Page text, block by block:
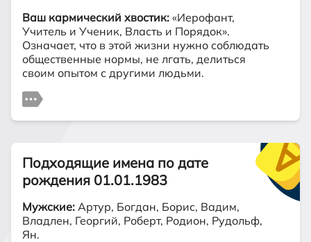
Ваш кармический хвостик: «Иерофант,
Учитель и Ученик, Власть и Порядок».
Означает, что в этой жизни нужно соблюдать
общественные нормы, не лгать, делиться
своим опытом с другими людьми.
Подходящие имена по дате
рождения 01.01.1983
Мужские: Артур, Богдан, Борис, Вадим,
Владлен, Георгий, Роберт, Родион, Рудольф,
Ян.